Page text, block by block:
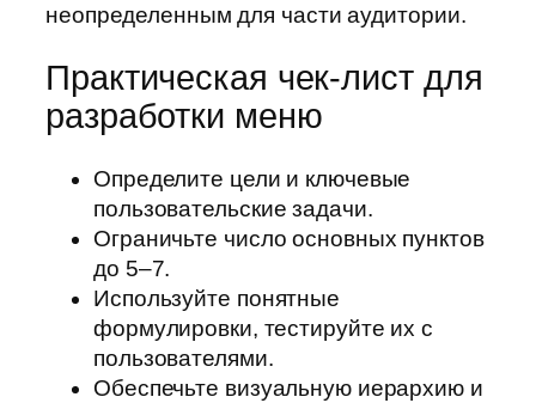
неопределенным для части аудитории.
Практическая чек-лист для
разработки меню
Определите цели и ключевые
пользовательские задачи.
Ограничьте число основных пунктов
до 5–7.
Используйте понятные
формулировки, тестируйте их с
пользователями.
Обеспечьте визуальную иерархию и